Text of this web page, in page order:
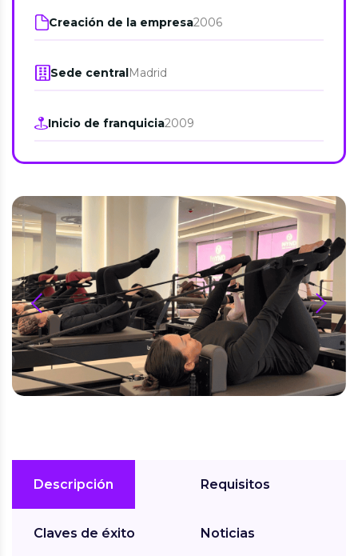
Creación de la empresa2006
Sede centralMadrid
Inicio de franquicia2009
prev next
Descripción
Claves de éxito
Requisitos
Noticias